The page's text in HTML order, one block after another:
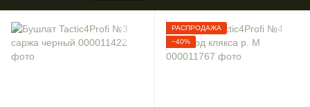
РАСПРОДАЖА
−40%